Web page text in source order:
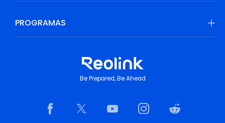
PROGRAMAS
Be Prepared, Be Ahead